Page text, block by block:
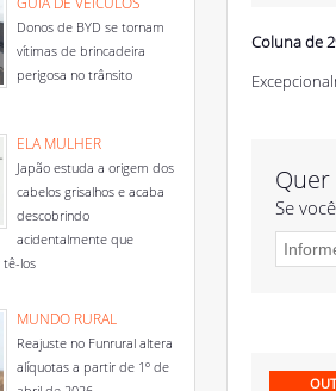
Donos de BYD se tornam
vítimas de brincadeira
perigosa no trânsito
ELA MULHER
Japão estuda a origem dos
cabelos grisalhos e acaba
descobrindo
acidentalmente que
tê-los
MUNDO RURAL
Reajuste no Funrural altera
alíquotas a partir de 1º de
Coluna de
Se